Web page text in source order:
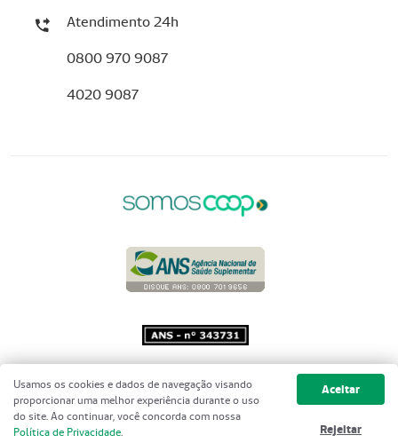
Atendimento 24h
0800 970 9087
4020 9087
Copyright 2001 - 2026 Unimed do
Brasil - Todos os direitos reservados
Usamos os cookies e dados de navegação visando
proporcionar uma melhor experiência durante o uso
do site. Ao continuar, você concorda com nossa
Política de Privacidade.
Aceitar
Rejeitar